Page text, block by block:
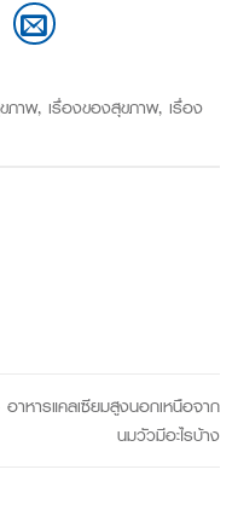
ภาพ, เรื่องของสุขภาพ, เรื่อง
อาหารแคลเซียมสูงนอกเหนือจาก
นมวัวมีอะไรบ้าง